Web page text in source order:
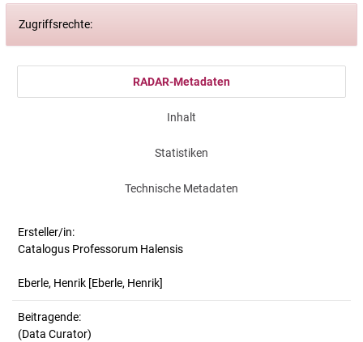
Zugriffsrechte:
RADAR-Metadaten
Inhalt
Statistiken
Technische Metadaten
Ersteller/in:
Catalogus Professorum Halensis
Eberle, Henrik [Eberle, Henrik]
Beitragende:
(Data Curator)